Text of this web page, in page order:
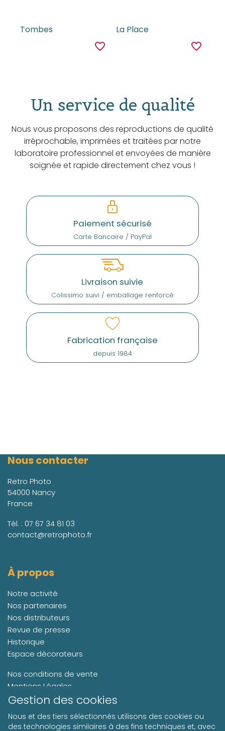
Gestion des cookies
Nous et des tiers sélectionnés utilisons des cookies ou
des technologies similaires à des fins techniques et, avec
Tombes
favorite_border
La Place
favorite_border
Un service de qualité
Nous vous proposons des reproductions de qualité
irréprochable, imprimées et traitées par notre
laboratoire professionnel et envoyées de manière
soignée et rapide directement chez vous !
Paiement sécurisé
Carte Bancaire / PayPal
Livraison suivie
Colissimo suivi / emballage renforcé
Fabrication française
depuis 1984
Nous contacter
Retro Photo
54000 Nancy
France
Tél. : 07 67 34 81 03
contact@retrophoto.fr
À propos
Notre activité
Nos partenaires
Nos distributeurs
Revue de presse
Historique
Espace décorateurs
Nos conditions de vente
Mentions Légales
Politique de confidentialité